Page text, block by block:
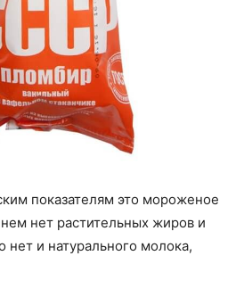
показателям это мороженое
нет растительных жиров и
нет и натурального молока,